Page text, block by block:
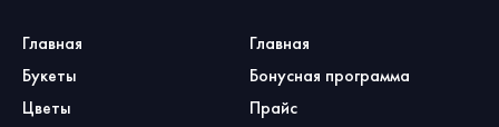
Главная
Букеты
Цветы
Главная
Бонусная программа
Прайс